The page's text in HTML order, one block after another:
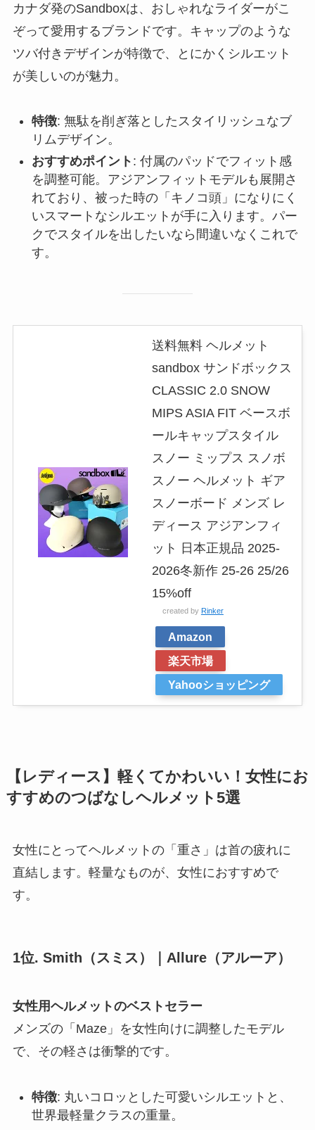
カナダ発のSandboxは、おしゃれなライダーがこ
ぞって愛用するブランドです。キャップのような
ツバ付きデザインが特徴で、とにかくシルエット
が美しいのが魅力。
特徴: 無駄を削ぎ落としたスタイリッシュなブ
リムデザイン。
おすすめポイント : 付属のパッドでフィット感
を調整可能。アジアンフィットモデルも展開さ
れており、被った時の「キノコ頭」になりにく
いスマートなシルエットが手に入ります。パー
クでスタイルを出したいなら間違いなくこれで
す。
送料無料 ヘルメット
sandbox サンドボックス
CLASSIC 2.0 SNOW
MIPS ASIA FIT ベースボ
ールキャップスタイル
スノー ミップス スノボ
スノー ヘルメット ギア
スノーボード メンズ レ
ディース アジアンフィ
ット 日本正規品 2025-
2026冬新作 25-26 25/26
15%off
created by Rinker
Amazon
楽天市場
Yahooショッピング
【レディース】軽くてかわいい！女性にお
すすめのつばなしヘルメット5選
女性にとってヘルメットの「重さ」は首の疲れに
直結します。軽量なものが、女性におすすめで
す。
1位. Smith（スミス）｜Allure（アルーア）
女性用ヘルメットのベストセラー
メンズの「Maze」を女性向けに調整したモデル
で、その軽さは衝撃的です。
特徴: 丸いコロッとした可愛いシルエットと、
世界最軽量クラスの重量。